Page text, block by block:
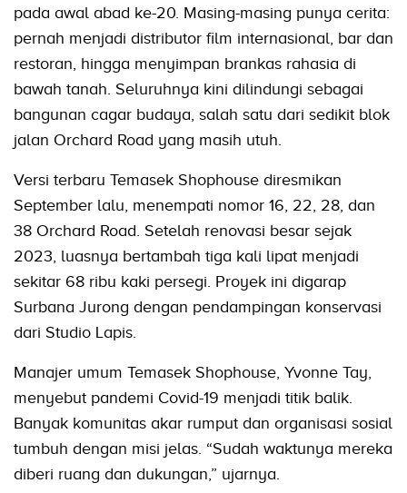
pada awal abad ke-20. Masing-masing punya cerita:
pernah menjadi distributor film internasional, bar dan
restoran, hingga menyimpan brankas rahasia di
bawah tanah. Seluruhnya kini dilindungi sebagai
bangunan cagar budaya, salah satu dari sedikit blok
jalan Orchard Road yang masih utuh.
Versi terbaru Temasek Shophouse diresmikan
September lalu, menempati nomor 16, 22, 28, dan
38 Orchard Road. Setelah renovasi besar sejak
2023, luasnya bertambah tiga kali lipat menjadi
sekitar 68 ribu kaki persegi. Proyek ini digarap
Surbana Jurong dengan pendampingan konservasi
dari Studio Lapis.
Manajer umum Temasek Shophouse, Yvonne Tay,
menyebut pandemi Covid-19 menjadi titik balik.
Banyak komunitas akar rumput dan organisasi sosial
tumbuh dengan misi jelas. “Sudah waktunya mereka
diberi ruang dan dukungan,” ujarnya.